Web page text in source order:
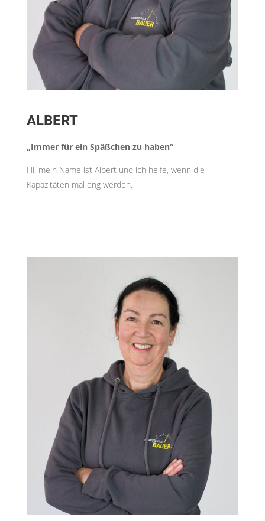
ALBERT
„Immer für ein Späßchen zu haben“
Hi, mein Name ist Albert und ich helfe, wenn die
Kapazitäten mal eng werden.